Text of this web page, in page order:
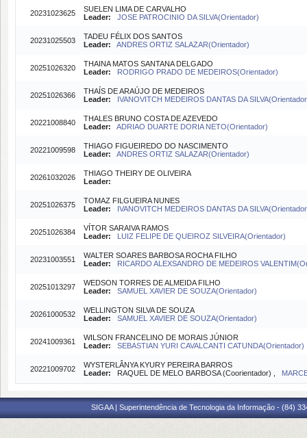
20231023625
SUELEN LIMA DE CARVALHO
Leader:
JOSE PATROCINIO DA SILVA(Orientador)
20231025503
TADEU FÉLIX DOS SANTOS
Leader:
ANDRES ORTIZ SALAZAR(Orientador)
20251026320
THAINA MATOS SANTANA DELGADO
Leader:
RODRIGO PRADO DE MEDEIROS(Orientador)
20251026366
THAÍS DE ARAÚJO DE MEDEIROS
Leader:
IVANOVITCH MEDEIROS DANTAS DA
20221008840
THALES BRUNO COSTA DE AZEVEDO
Leader:
ADRIAO DUARTE DORIA NETO(Orientador)
20221009598
THIAGO FIGUEIREDO DO NASCIMENTO
Leader:
ANDRES ORTIZ SALAZAR(Orientador)
20261032026
THIAGO THEIRY DE OLIVEIRA
Leader:
20251026375
TOMAZ FILGUEIRA NUNES
Leader:
IVANOVITCH MEDEIROS DANTAS DA
20251026384
VÍTOR SARAIVA RAMOS
Leader:
LUIZ FELIPE DE QUEIROZ SILVEIRA(Orientador)
20231003551
WALTER SOARES BARBOSA ROCHA FILHO
Leader:
RICARDO ALEXSANDRO DE MEDEIROS
20251013297
WEDSON TORRES DE ALMEIDA FILHO
Leader:
SAMUEL XAVIER DE SOUZA(Orientador)
20261000532
WELLINGTON SILVA DE SOUZA
Leader:
SAMUEL XAVIER DE SOUZA(Orientador)
20241009361
WILSON FRANCELINO DE MORAIS JÚNIOR
Leader:
SEBASTIAN YURI CAVALCANTI CATUNDA(Orientador)
20221009702
WYSTERLÂNYA KYURY PEREIRA BARROS
Leader: RAQUEL DE MELO BARBOSA (Coorientador) ,
SIGAA | Superintendência de Tecnologia da Informação - (84)